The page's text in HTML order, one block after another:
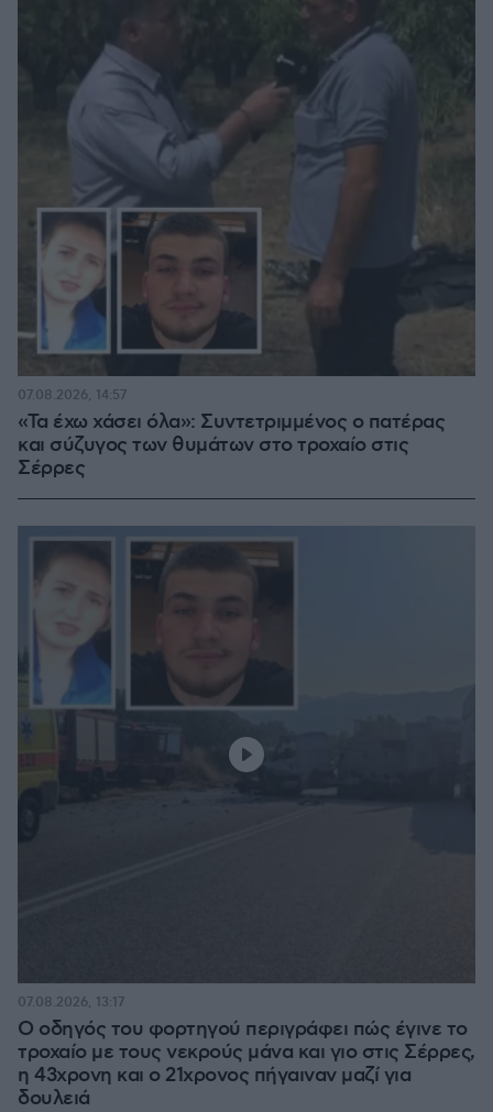
«Τα έχω χάσει όλα»: Συντετριμμένος ο πατέρας
και σύζυγος των θυμάτων στο τροχαίο στις
Σέρρες
07.08.2026, 14:57
Ο οδηγός του φορτηγού περιγράφει πώς έγινε το
τροχαίο με τους νεκρούς μάνα και γιο στις Σέρρες,
η 43χρονη και ο 21χρονος πήγαιναν μαζί για
δουλειά
07.08.2026, 13:17